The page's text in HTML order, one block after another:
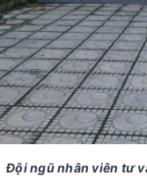
Đội ngũ nhân viên tư